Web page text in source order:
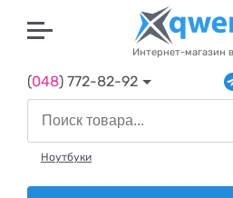
Интернет-магазин
(048) 772-82-92
Ноутбуки